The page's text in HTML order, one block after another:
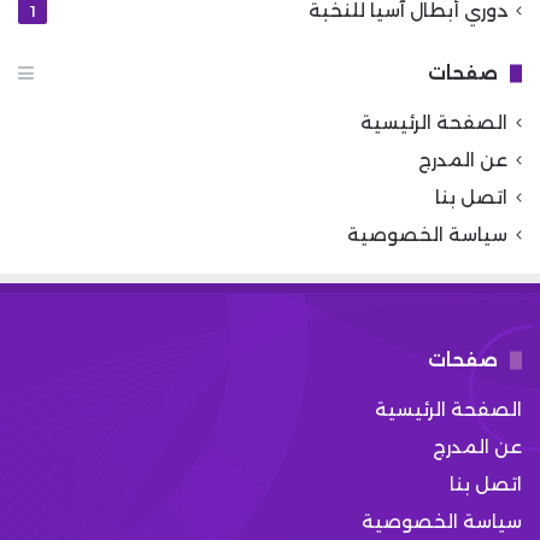
دوري أبطال آسيا للنخبة 1
صفحات
الصفحة الرئيسية
عن المدرج
اتصل بنا
سياسة الخصوصية
صفحات
الصفحة الرئيسية
عن المدرج
اتصل بنا
سياسة الخصوصية